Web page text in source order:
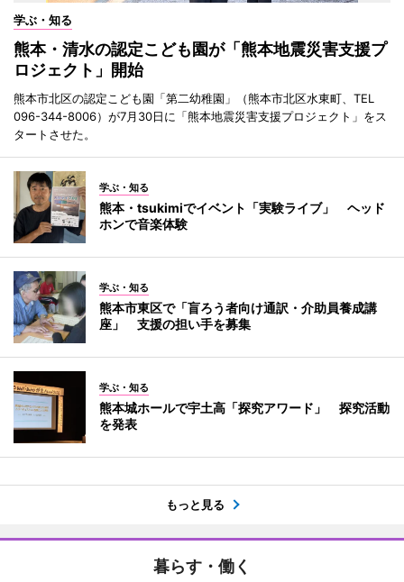
学ぶ・知る
熊本・清水の認定こども園が「熊本地震災害支援プ
ロジェクト」開始
熊本市北区の認定こども園「第二幼稚園」（熊本市北区水東町、TEL
096-344-8006）が7月30日に「熊本地震災害支援プロジェクト」をス
タートさせた。
学ぶ・知る
熊本・tsukimiでイベント「実験ライブ」 ヘッド
ホンで音楽体験
学ぶ・知る
熊本市東区で「盲ろう者向け通訳・介助員養成講
座」 支援の担い手を募集
学ぶ・知る
熊本城ホールで宇土高「探究アワード」 探究活動
を発表
もっと見る
暮らす・働く